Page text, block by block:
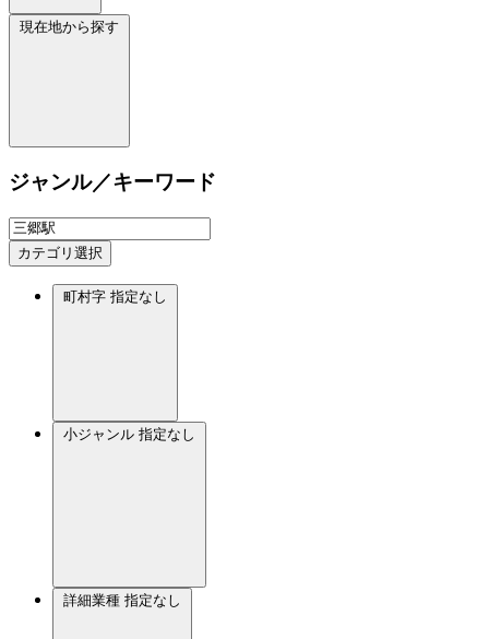
現在地から探す
ジャンル／キーワード
カテゴリ選択
町村字 指定なし
小ジャンル 指定なし
詳細業種 指定なし